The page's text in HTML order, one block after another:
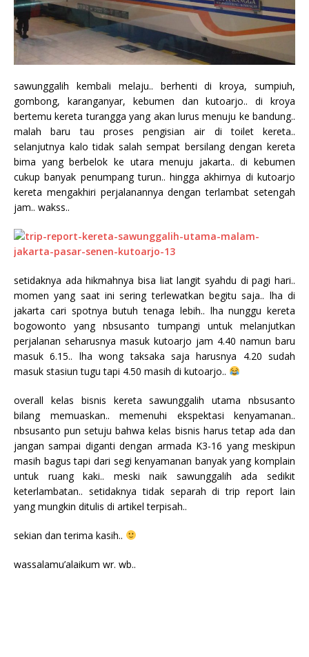
sawunggalih kembali melaju.. berhenti di kroya, sumpiuh,
gombong, karanganyar, kebumen dan kutoarjo.. di kroya
bertemu kereta turangga yang akan lurus menuju ke bandung..
malah baru tau proses pengisian air di toilet kereta..
selanjutnya kalo tidak salah sempat bersilang dengan kereta
bima yang berbelok ke utara menuju jakarta.. di kebumen
cukup banyak penumpang turun.. hingga akhirnya di kutoarjo
kereta mengakhiri perjalanannya dengan terlambat setengah
jam.. wakss..
setidaknya ada hikmahnya bisa liat langit syahdu di pagi hari..
momen yang saat ini sering terlewatkan begitu saja.. lha di
jakarta cari spotnya butuh tenaga lebih.. lha nunggu kereta
bogowonto yang nbsusanto tumpangi untuk melanjutkan
perjalanan seharusnya masuk kutoarjo jam 4.40 namun baru
masuk 6.15.. lha wong taksaka saja harusnya 4.20 sudah
masuk stasiun tugu tapi 4.50 masih di kutoarjo..
overall kelas bisnis kereta sawunggalih utama nbsusanto
bilang memuaskan.. memenuhi ekspektasi kenyamanan..
nbsusanto pun setuju bahwa kelas bisnis harus tetap ada dan
jangan sampai diganti dengan armada K3-16 yang meskipun
masih bagus tapi dari segi kenyamanan banyak yang komplain
untuk ruang kaki.. meski naik sawunggalih ada sedikit
keterlambatan.. setidaknya tidak separah di trip report lain
yang mungkin ditulis di artikel terpisah..
sekian dan terima kasih..
wassalamu’alaikum wr. wb..